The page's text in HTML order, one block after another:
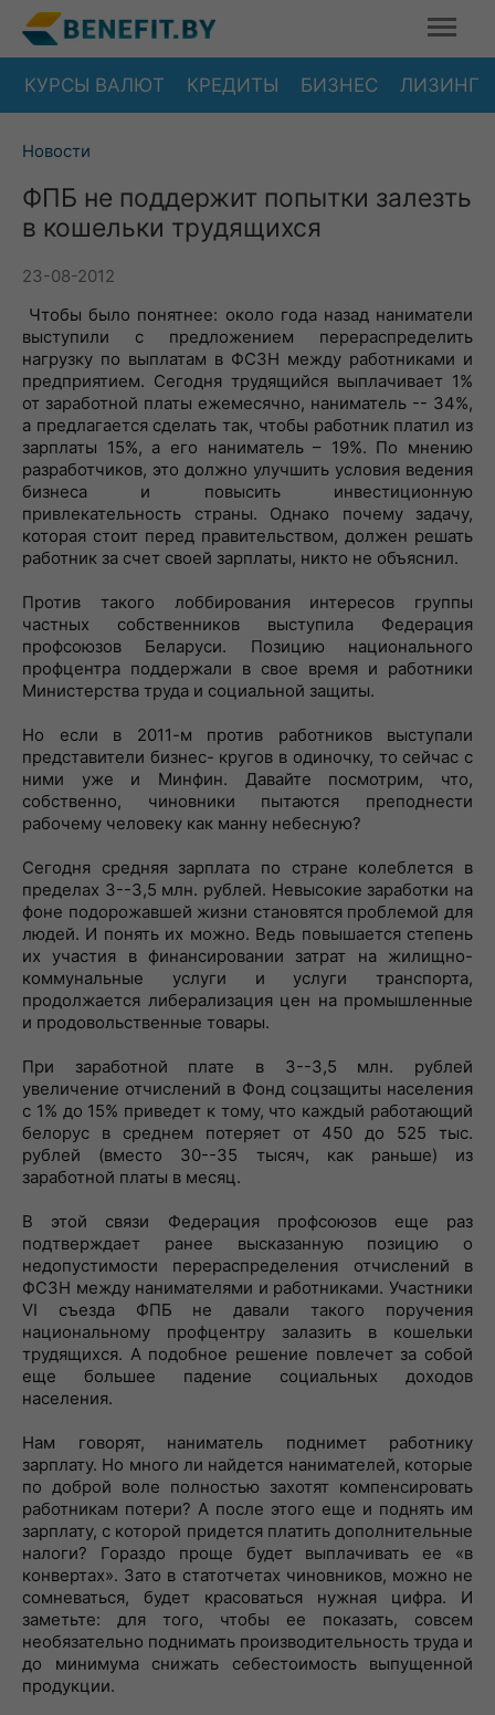
КУРСЫ ВАЛЮТ КРЕДИТЫ БИЗНЕС ЛИЗИНГ
Новости
ФПБ не поддержит попытки залезть
в кошельки трудящихся
23-08-2012
Чтобы было понятнее: около года назад наниматели
выступили с предложением перераспределить
нагрузку по выплатам в ФСЗН между работниками и
предприятием. Сегодня трудящийся выплачивает 1%
от заработной платы ежемесячно, наниматель -- 34%,
а предлагается сделать так, чтобы работник платил из
зарплаты 15%, а его наниматель – 19%. По мнению
разработчиков, это должно улучшить условия ведения
бизнеса и повысить инвестиционную
привлекательность страны. Однако почему задачу,
которая стоит перед правительством, должен решать
работник за счет своей зарплаты, никто не объяснил.
Против такого лоббирования интересов группы
частных собственников выступила Федерация
профсоюзов Беларуси. Позицию национального
профцентра поддержали в свое время и работники
Министерства труда и социальной защиты.
Но если в 2011-м против работников выступали
представители бизнес- кругов в одиночку, то сейчас с
ними уже и Минфин. Давайте посмотрим, что,
собственно, чиновники пытаются преподнести
рабочему человеку как манну небесную?
Сегодня средняя зарплата по стране колеблется в
пределах 3--3,5 млн. рублей. Невысокие заработки на
фоне подорожавшей жизни становятся проблемой для
людей. И понять их можно. Ведь повышается степень
их участия в финансировании затрат на жилищно-
коммунальные услуги и услуги транспорта,
продолжается либерализация цен на промышленные
и продовольственные товары.
При заработной плате в 3--3,5 млн. рублей
увеличение отчислений в Фонд соцзащиты населения
с 1% до 15% приведет к тому, что каждый работающий
белорус в среднем потеряет от 450 до 525 тыс.
рублей (вместо 30--35 тысяч, как раньше) из
заработной платы в месяц.
В этой связи Федерация профсоюзов еще раз
подтверждает ранее высказанную позицию о
недопустимости перераспределения отчислений в
ФСЗН между нанимателями и работниками. Участники
VI съезда ФПБ не давали такого поручения
национальному профцентру залазить в кошельки
трудящихся. А подобное решение повлечет за собой
еще большее падение социальных доходов
населения.
Нам говорят, наниматель поднимет работнику
зарплату. Но много ли найдется нанимателей, которые
по доброй воле полностью захотят компенсировать
работникам потери? А после этого еще и поднять им
зарплату, с которой придется платить дополнительные
налоги? Гораздо проще будет выплачивать ее «в
конвертах». Зато в статотчетах чиновников, можно не
сомневаться, будет красоваться нужная цифра. И
заметьте: для того, чтобы ее показать, совсем
необязательно поднимать производительность труда и
до минимума снижать себестоимость выпущенной
продукции.